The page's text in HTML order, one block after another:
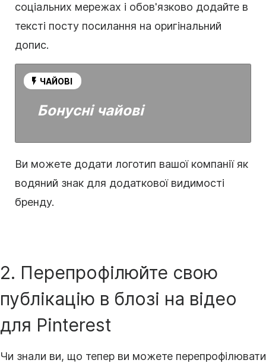
соціальних мережах і обов'язково додайте в
тексті посту посилання на оригінальний
допис.
ЧАЙОВІ
Бонусні чайові
Ви можете додати логотип вашої компанії як
водяний знак для додаткової видимості
бренду.
2. Перепрофілюйте свою
публікацію в блозі на відео
для Pinterest
Чи знали ви, що тепер ви можете перепрофілювати